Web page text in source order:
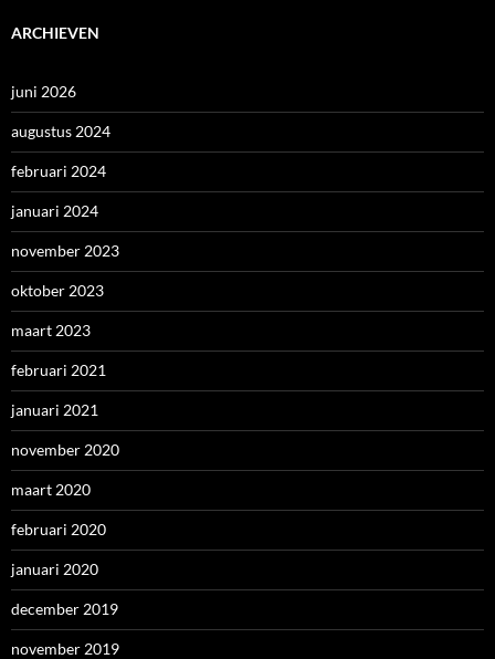
ARCHIEVEN
juni 2026
augustus 2024
februari 2024
januari 2024
november 2023
oktober 2023
maart 2023
februari 2021
januari 2021
november 2020
maart 2020
februari 2020
januari 2020
december 2019
november 2019